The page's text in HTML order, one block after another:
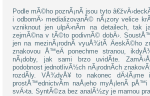
Podle mÃ©ho poznÃ¡nÃ­ jsou tyto
i odbornÄ› medializovanÃ© nÃ¡zory velice
vzniknout jen ulpÄ›nÃ­m na detailech, tak
zejmÃ©na v tÃ©to podivnÃ© dobÄ›.
jen na mezinÃ¡rodnÃ­ vyuÅ¾itÃ­ ÄeskÃ©ho
znakovou Å™eÄ ponechme stranou,
nÃ¡doby, jak sami brzo uvidÃ­te.
podobnost jednotlivÃ½ch nÃ¡rodnÃ­ch
rozdÃ­ly. VÅ¾dyÅ¥ to nakonec
prostÅ™ednictvÃ­m naÅ¡eho myÅ¡lenÃ­ pÅ™i
svÄ›ta. SyntÃ©za bez analÃ½zy je marnou